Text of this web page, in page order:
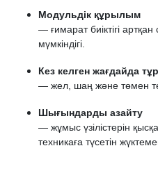
Модульдік құрылым
— ғимарат биіктігі
мүмкіндігі.
Кез келген жағдайда
— жел, шаң және төмен
Шығындарды азайту
— жұмыс үзілістерін
техникаға түсетін